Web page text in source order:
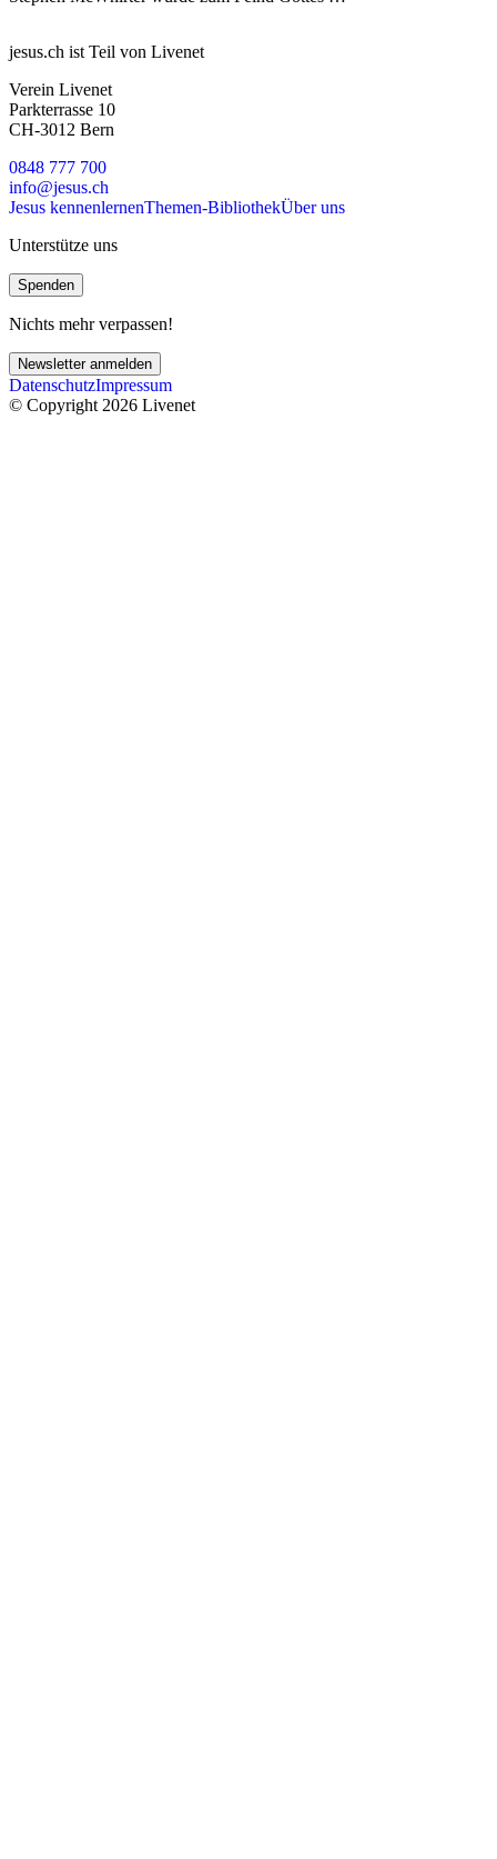
jesus.ch ist Teil von Livenet
Verein Livenet
Parkterrasse 10
CH-3012 Bern
0848 777 700
info@jesus.ch
Jesus kennenlernenThemen-BibliothekÜber uns
Unterstütze uns
Spenden
Nichts mehr verpassen!
Newsletter anmelden
DatenschutzImpressum
© Copyright 2026 Livenet